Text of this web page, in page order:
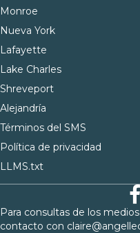
Monroe
Nueva York
Lafayette
Lake Charles
Shreveport
Alejandría
Términos del SMS
Política de privacidad
LLMS.txt
Para consultas de los
contacto con